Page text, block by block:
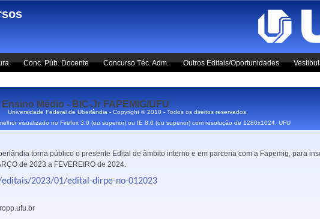
Conc. Púb. Docente Concurso Téc. Adm. Outros Editais/Oportunidades
Médio - BIC-Jr FAPEMIG/UFU
torna público o presente Edital de âmbito interno e em parceria com a Fapemig, para
de 2023 a FEVEREIRO de 2024.
2023/01/edital-dirpe-no-012023
Universidade Federal de Uberlândia - Copyright © 2010 - Todos os direitos reservados.
visualizado no Firefox 3.0 (ou superior) ou IE 8.0 (ou superior) com resolução de 1280x1024. UFU